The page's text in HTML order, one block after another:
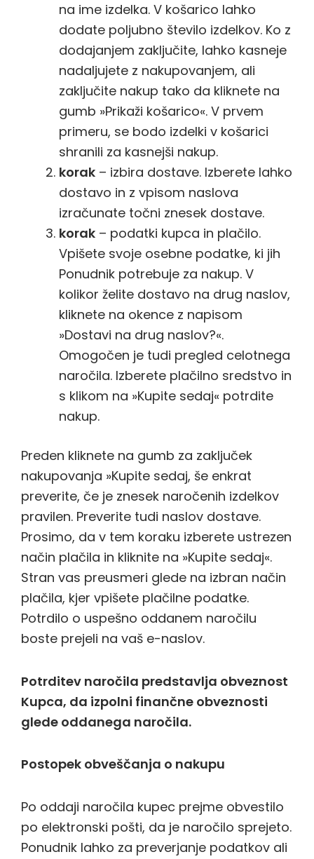
na ime izdelka. V košarico lahko
dodate poljubno število izdelkov. Ko z
dodajanjem zaključite, lahko kasneje
nadaljujete z nakupovanjem, ali
zaključite nakup tako da kliknete na
gumb »Prikaži košarico«. V prvem
primeru, se bodo izdelki v košarici
shranili za kasnejši nakup.
korak – izbira dostave. Izberete lahko
dostavo in z vpisom naslova
izračunate točni znesek dostave.
korak – podatki kupca in plačilo.
Vpišete svoje osebne podatke, ki jih
Ponudnik potrebuje za nakup. V
kolikor želite dostavo na drug naslov,
kliknete na okence z napisom
»Dostavi na drug naslov?«.
Omogočen je tudi pregled celotnega
naročila. Izberete plačilno sredstvo in
s klikom na »Kupite sedaj« potrdite
nakup.
Preden kliknete na gumb za zaključek
nakupovanja »Kupite sedaj, še enkrat
preverite, če je znesek naročenih izdelkov
pravilen. Preverite tudi naslov dostave.
Prosimo, da v tem koraku izberete ustrezen
način plačila in kliknite na »Kupite sedaj«.
Stran vas preusmeri glede na izbran način
plačila, kjer vpišete plačilne podatke.
Potrdilo o uspešno oddanem naročilu
boste prejeli na vaš e-naslov.
Potrditev naročila predstavlja obveznost
Kupca, da izpolni finančne obveznosti
glede oddanega naročila.
Postopek obveščanja o nakupu
Po oddaji naročila kupec prejme obvestilo
po elektronski pošti, da je naročilo sprejeto.
Ponudnik lahko za preverjanje podatkov ali